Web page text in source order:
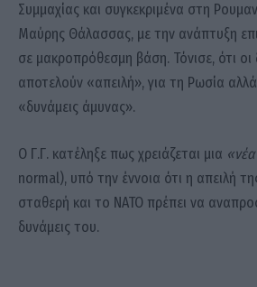
Συμμαχίας και συγκεκριμένα στη
Μαύρης Θάλασσας, με την ανάπτυξη
σε μακροπρόθεσμη βάση. Τόνισε, ότι οι
αποτελούν «απειλή», για τη Ρωσία αλλά
«δυνάμεις άμυνας».
Ο Γ.Γ. κατέληξε πως χρειάζεται μια
normal), υπό την έννοια ότι η απειλή
σταθερή και το ΝΑΤΟ πρέπει να
δυνάμεις του.